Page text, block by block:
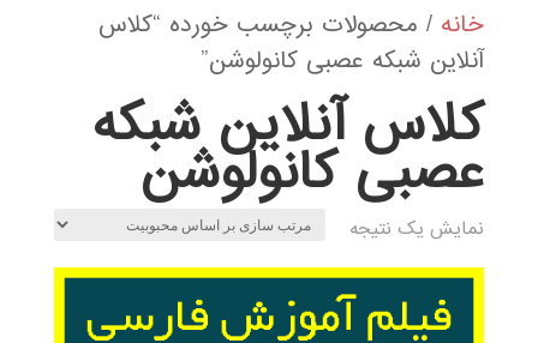
خانه / محصولات برچسب خورده “کلاس
آنلاین شبکه عصبی کانولوشن”
کلاس آنلاین شبکه
عصبی کانولوشن
نمایش یک نتیجه